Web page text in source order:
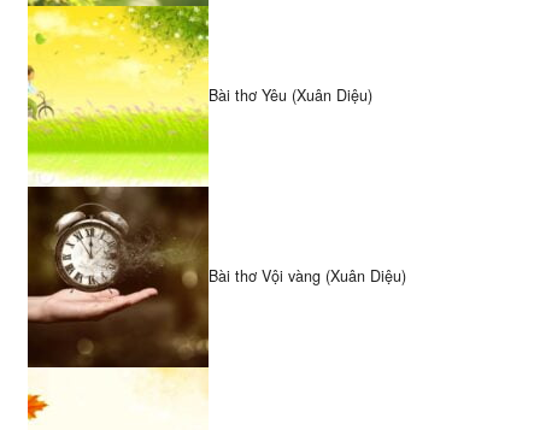
Bài thơ Yêu (Xuân Diệu)
Bài thơ Vội vàng (Xuân Diệu)